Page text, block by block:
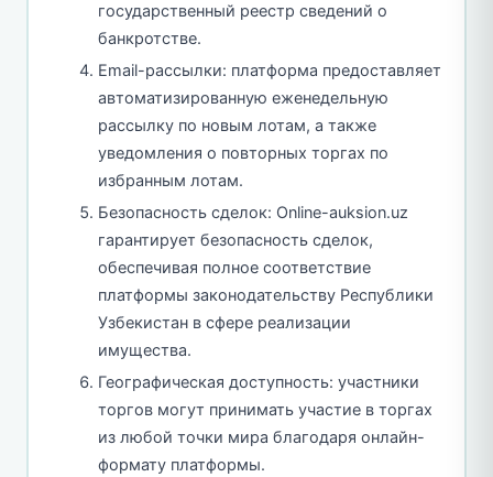
государственный реестр сведений о
банкротстве.
Email-рассылки: платформа предоставляет
автоматизированную еженедельную
рассылку по новым лотам, а также
уведомления о повторных торгах по
избранным лотам.
Безопасность сделок: Online-auksion.uz
гарантирует безопасность сделок,
обеспечивая полное соответствие
платформы законодательству Республики
Узбекистан в сфере реализации
имущества.
Географическая доступность: участники
торгов могут принимать участие в торгах
из любой точки мира благодаря онлайн-
формату платформы.